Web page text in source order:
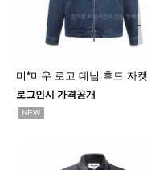
미*미우 로고 데님 후드 자켓
로그인시 가격공개
NEW